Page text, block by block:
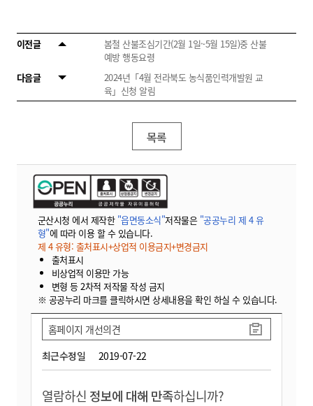
이전글
봄철 산불조심기간(2월 1일~5월 15일)중 산불
예방 행동요령
다음글
2024년「4월 전라북도 농식품인력개발원 교
육」신청 알림
목록
군산시청 에서 제작한 "읍면동소식"저작물은 "공공누리 제 4 유
형"에 따라 이용 할 수 있습니다.
제 4 유형: 출처표시+상업적 이용금지+변경금지
출처표시
비상업적 이용만 가능
변형 등 2차적 저작물 작성 금지
※ 공공누리 마크를 클릭하시면 상세내용을 확인 하실 수 있습니다.
최근수정일 2019-07-22
홈페이지 개선의견
열람하신 정보에 대해 만족하십니까?